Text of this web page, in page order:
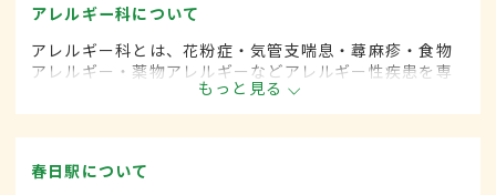
アレルギー科について
アレルギー科とは、花粉症・気管支喘息・蕁麻疹・食物
アレルギー・薬物アレルギーなどアレルギー性疾患を専
もっと見る
春日駅について